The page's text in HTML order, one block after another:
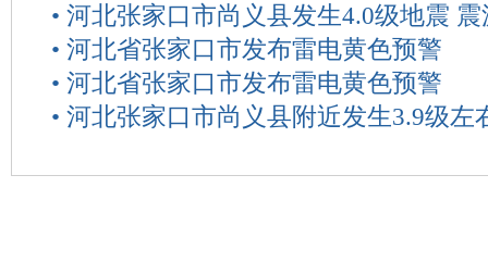
• 河北张家口市尚义县发生4.0级地震
• 河北省张家口市发布雷电黄色预警
• 河北省张家口市发布雷电黄色预警
• 河北张家口市尚义县附近发生3.9级左